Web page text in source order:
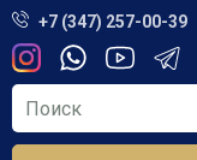
+7 (347) 257-00-39